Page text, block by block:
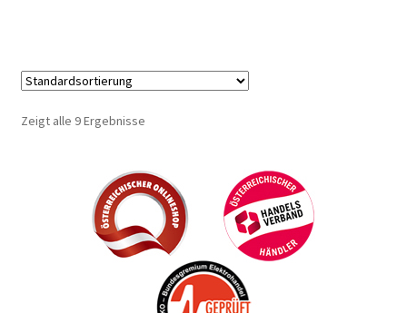
Zeigt alle 9 Ergebnisse